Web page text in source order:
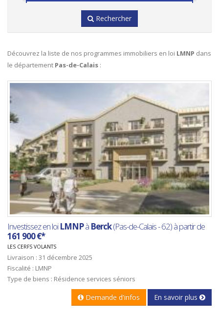
Rechercher
Découvrez la liste de nos programmes immobiliers en loi LMNP dans
le département Pas-de-Calais :
Investissez en loiLMNPà Berck(Pas-de-Calais - 62) à partir de
161 900 €*
LES CERFS VOLANTS
Livraison : 31 décembre 2025
Fiscalité : LMNP
Type de biens : Résidence services séniors
Demande d'infos En savoir plus